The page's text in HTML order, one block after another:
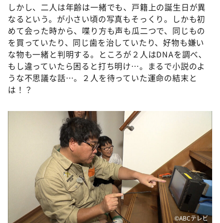
しかし、二人は年齢は一緒でも、戸籍上の誕生日が異
なるという。が小さい頃の写真もそっくり。しかも初
めて会った時から、喋り方も声も瓜二つで、同じもの
を買っていたり、同じ歯を治していたり、好物も嫌い
な物も一緒と判明する。ところが２人はDNAを調べ、
もし違っていたら困ると打ち明け…。まるで小説のよ
うな不思議な話…。２人を待っていた運命の結末と
は！？
©ABCテレビ